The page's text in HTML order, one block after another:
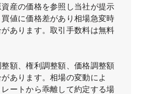
産の価格を参照し当社が提示
値に価格差があり相場急変時
あります。取引手数料は無料
額、権利調整額、価格調整額
あります。相場の変動によ
ートから乖離して約定する場